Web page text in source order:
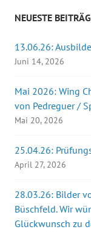
NEUESTE
13.06.26:
Juni 14, 2026
Mai 2026: Wing
von Pedreguer /
Mai 20, 2026
25.04.26:
April 27, 2026
28.03.26: Bilder
Büschfeld. Wir
Glückwunsch zu